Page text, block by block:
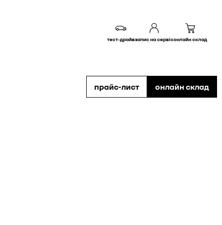
тест-драйвзапис на сервісонлайн склад
прайс-лист онлайн склад